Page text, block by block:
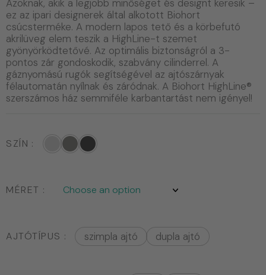
Azoknak, akik a legjobb minőséget és designt keresik –
ez az ipari designerek által alkotott Biohort
csúcsterméke. A modern lapos tető és a körbefutó
akrilüveg elem teszik a HighLine-t szemet
gyönyörködtetővé. Az optimális biztonságról a 3-
pontos zár gondoskodik, szabvány cilinderrel. A
gáznyomású rugók segítségével az ajtószárnyak
félautomatán nyílnak és záródnak. A Biohort HighLine®
szerszámos ház semmiféle karbantartást nem igényel!
SZÍN
MÉRET
AJTÓTÍPUS szimpla ajtó dupla ajtó